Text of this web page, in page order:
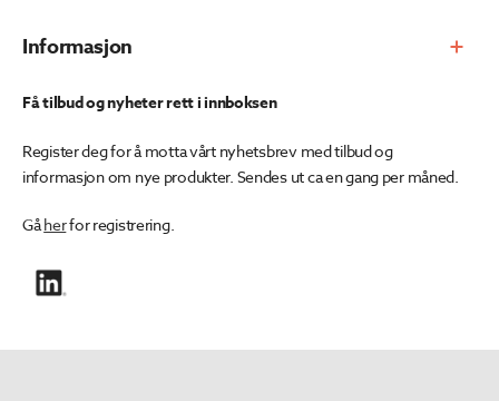
Informasjon
Få tilbud og nyheter rett i innboksen
Register deg for å motta vårt nyhetsbrev med tilbud og
informasjon om nye produkter. Sendes ut ca en gang per måned.
Gåherfor registrering.